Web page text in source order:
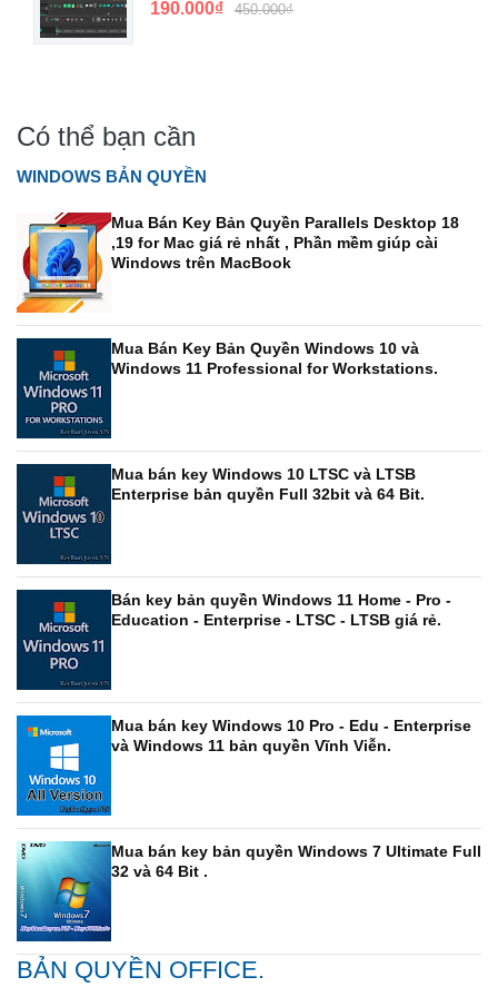
190.000₫ 450.000₫
Có thể bạn cần
WINDOWS BẢN QUYỀN
Mua Bán Key Bản Quyền Parallels Desktop 18
,19 for Mac giá rẻ nhất , Phần mềm giúp cài
Windows trên MacBook
Mua Bán Key Bản Quyền Windows 10 và
Windows 11 Professional for Workstations.
Mua bán key Windows 10 LTSC và LTSB
Enterprise bản quyền Full 32bit và 64 Bit.
Bán key bản quyền Windows 11 Home - Pro -
Education - Enterprise - LTSC - LTSB giá rẻ.
Mua bán key Windows 10 Pro - Edu - Enterprise
và Windows 11 bản quyền Vĩnh Viễn.
Mua bán key bản quyền Windows 7 Ultimate Full
32 và 64 Bit .
BẢN QUYỀN OFFICE.